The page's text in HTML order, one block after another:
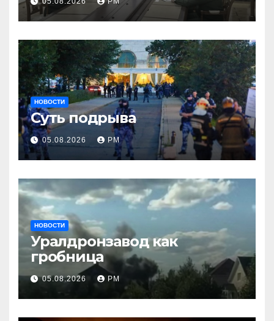
НОВОСТИ
Суть подрыва
05.08.2026 РМ
НОВОСТИ
Уралдронзавод как
гробница
05.08.2026 РМ